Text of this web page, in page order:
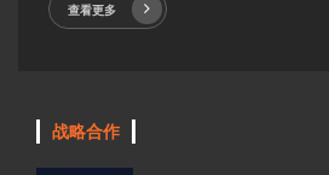
查看更多
战略合作